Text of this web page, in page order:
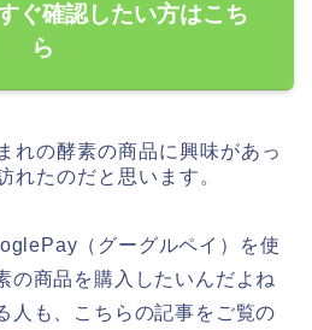
ぐ確認したい方はこち
ら
れの酵素の商品に興味があっ
れたのだと思います。
（グーグルペイ）を使
の商品を購入したいんだよね
人も、こちらの記事をご覧の